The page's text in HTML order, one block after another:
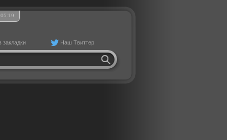
05 19
закладки Наш Твиттер